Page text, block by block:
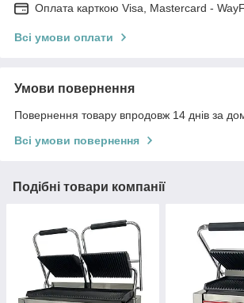
Оплата карткою Visa, Mastercard -
Всі умови оплати
Умови повернення
Повернення товару впродовж 14 днів за
Всі умови повернення
Подібні товари компанії